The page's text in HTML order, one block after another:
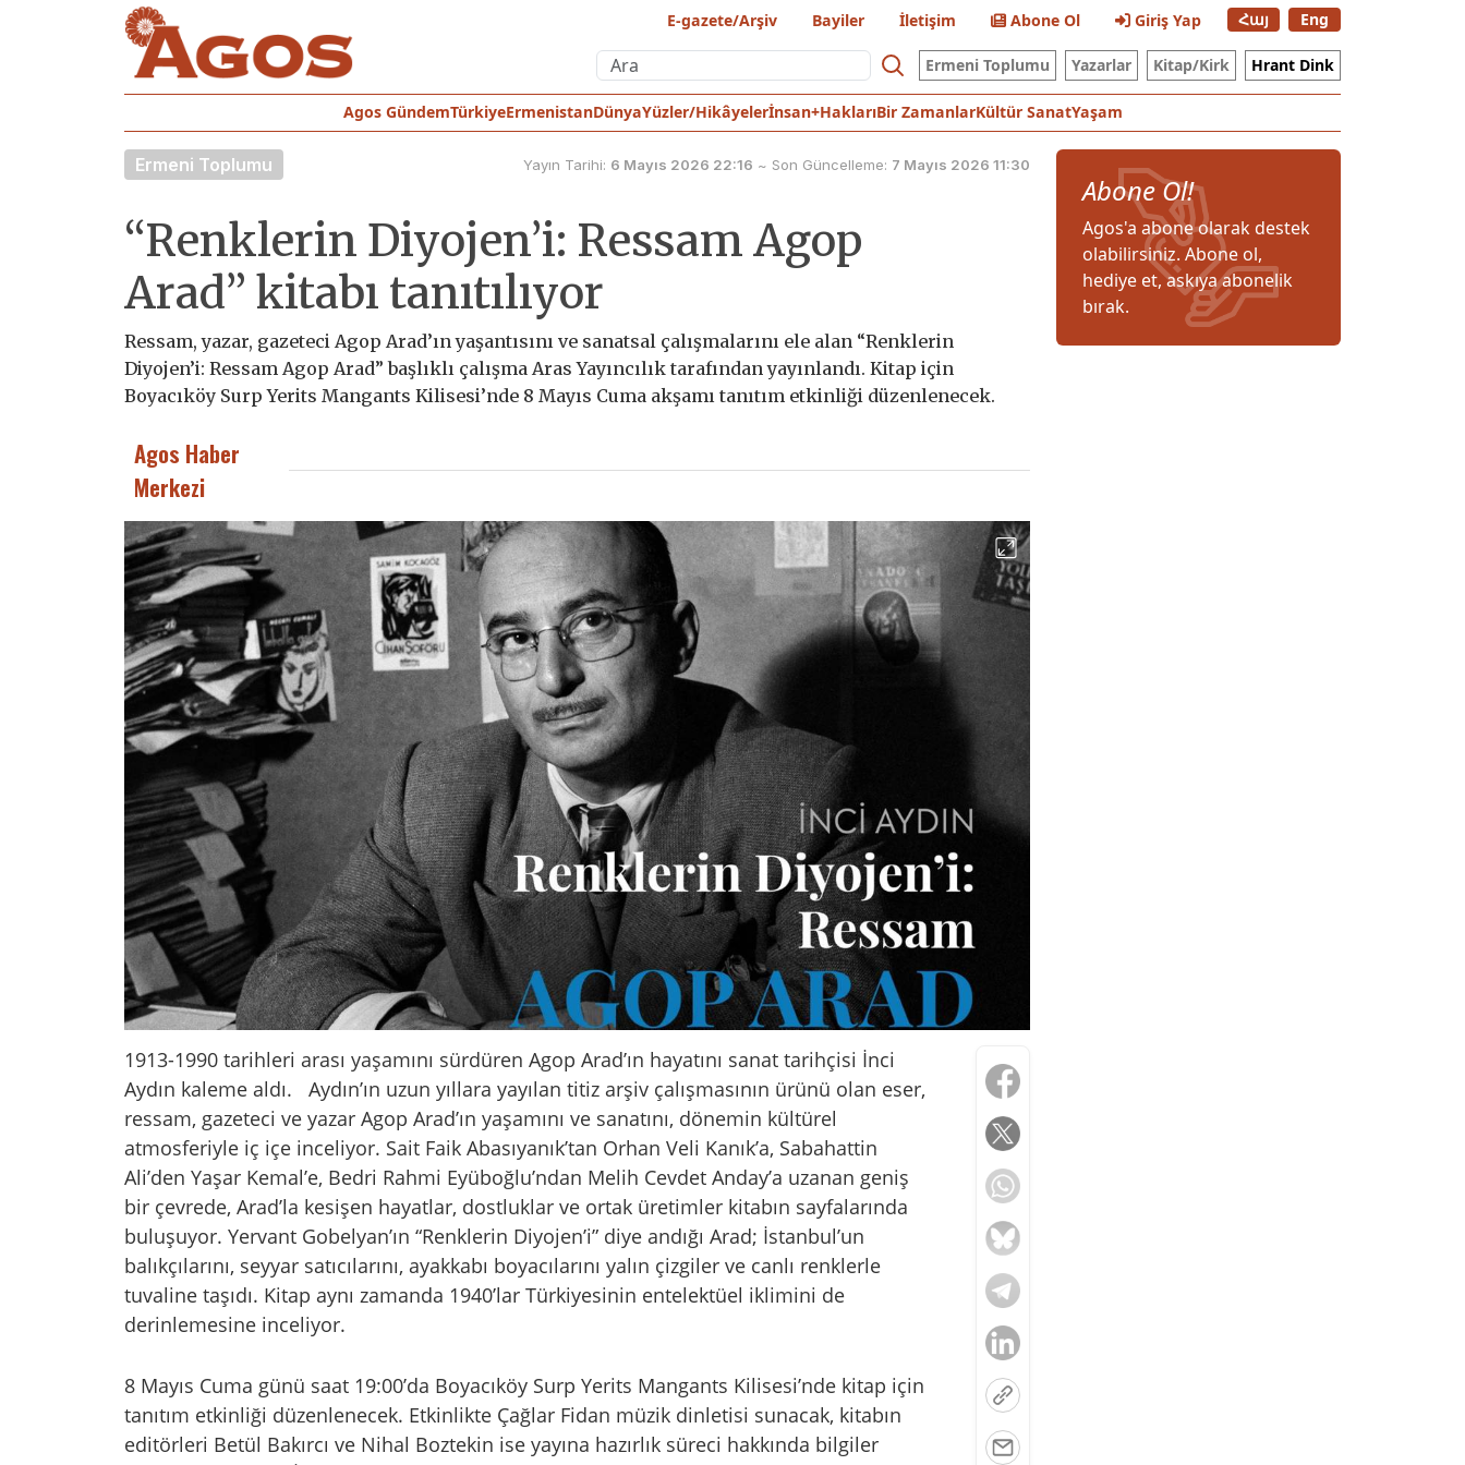
E-gazete/Arşiv Bayiler İletişim Abone Ol Giriş Yap Հայ Eng
Ermeni Toplumu Yazarlar Kitap/Kirk Hrant Dink
Agos GündemTürkiyeErmenistanDünyaYüzler/Hikâyelerİnsan+HaklarıBir ZamanlarKültür SanatYaşam
Ermeni Toplumu Yayın Tarihi: 6 Mayıs 2026 22:16 ~ Son Güncelleme: 7 Mayıs 2026 11:30
“Renklerin Diyojen’i: Ressam Agop
Arad” kitabı tanıtılıyor
Ressam, yazar, gazeteci Agop Arad’ın yaşantısını ve sanatsal çalışmalarını ele alan “Renklerin
Diyojen’i: Ressam Agop Arad” başlıklı çalışma Aras Yayıncılık tarafından yayınlandı. Kitap için
Boyacıköy Surp Yerits Mangants Kilisesi’nde 8 Mayıs Cuma akşamı tanıtım etkinliği düzenlenecek.
Agos Haber
Merkezi
1913-1990 tarihleri arası yaşamını sürdüren Agop Arad’ın hayatını sanat tarihçisi İnci
Aydın kaleme aldı. Aydın’ın uzun yıllara yayılan titiz arşiv çalışmasının ürünü olan eser,
ressam, gazeteci ve yazar Agop Arad’ın yaşamını ve sanatını, dönemin kültürel
atmosferiyle iç içe inceliyor. Sait Faik Abasıyanık’tan Orhan Veli Kanık’a, Sabahattin
Ali’den Yaşar Kemal’e, Bedri Rahmi Eyüboğlu’ndan Melih Cevdet Anday’a uzanan geniş
bir çevrede, Arad’la kesişen hayatlar, dostluklar ve ortak üretimler kitabın sayfalarında
buluşuyor. Yervant Gobelyan’ın “Renklerin Diyojen’i” diye andığı Arad; İstanbul’un
balıkçılarını, seyyar satıcılarını, ayakkabı boyacılarını yalın çizgiler ve canlı renklerle
tuvaline taşıdı. Kitap aynı zamanda 1940’lar Türkiyesinin entelektüel iklimini de
derinlemesine inceliyor.
8 Mayıs Cuma günü saat 19:00’da Boyacıköy Surp Yerits Mangants Kilisesi’nde kitap için
tanıtım etkinliği düzenlenecek. Etkinlikte Çağlar Fidan müzik dinletisi sunacak, kitabın
editörleri Betül Bakırcı ve Nihal Boztekin ise yayına hazırlık süreci hakkında bilgiler
Abone Ol!
Agos'a abone olarak destek
olabilirsiniz. Abone ol,
hediye et, askıya abonelik
bırak.